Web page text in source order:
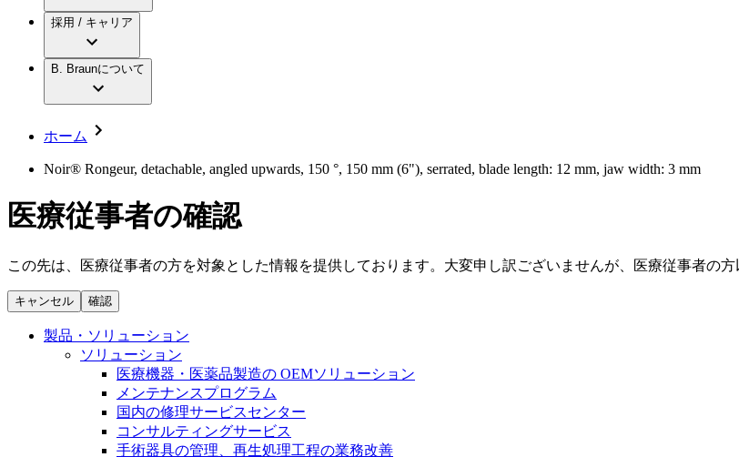
コンチネンスケア
輸液療法
脳神経外科
手術用鋼製器具と滅菌コンテナーシステム
パワーシステム
縫合糸 / 皮膚用接着剤
血管内塞栓術
ソリューション
アクトリーン ハイライト カテ
アクトリーン ハイライト セット
疾患・症状
キャリア（B. Braunで働くということ）
グローバルの社員ストーリー
採用情報
エースクラップアカデミー
私たちの責任
サステナビリティ
お問合せ
お問合せフォーム
取材・撮影のお申込み
ニューススペース
会社
私たちの責任
採用 / キャリア
B. Braunについて
ホーム
Noir® Rongeur, detachable, angled upwards, 150 °, 150 mm (6"), serrated, blade length: 12 mm, jaw width: 3 mm
医療従事者の確認
この先は、医療従事者の方を対象とした情報を提供しております。大変申し訳ございませんが、医療従事者の
キャンセル 確認
製品・ソリューション
ソリューション
医療機器・医薬品製造の OEMソリューション
メンテナンスプログラム
国内の修理サービスセンター
コンサルティングサービス
手術器具の管理、再生処理工程の業務改善